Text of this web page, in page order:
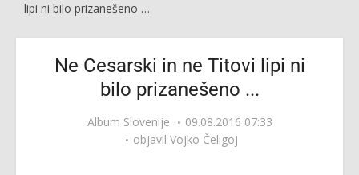
lipi ni bilo prizanešeno …
Ne Cesarski in ne Titovi lipi ni
bilo prizanešeno ...
Album Slovenije
09.08.2016 07:33
objavil Vojko Čeligoj